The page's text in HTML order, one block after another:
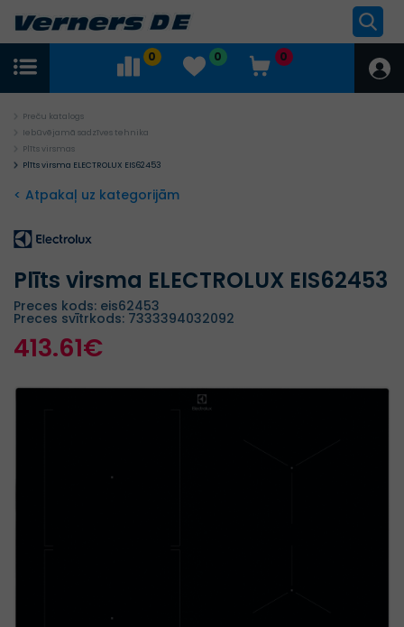
0 0 0
Preču katalogs
Iebūvējamā sadzīves tehnika
Plīts virsmas
Plīts virsma ELECTROLUX EIS62453
< Atpakaļ uz kategorijām
Plīts virsma ELECTROLUX EIS62453
Preces kods: eis62453
Preces svītrkods: 7333394032092
413.61€